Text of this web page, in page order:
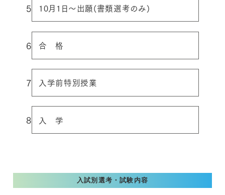
5 10月1日〜出願(書類選考のみ)
6 合 格
7 入学前特別授業
8 入 学
入試別選考・試験内容